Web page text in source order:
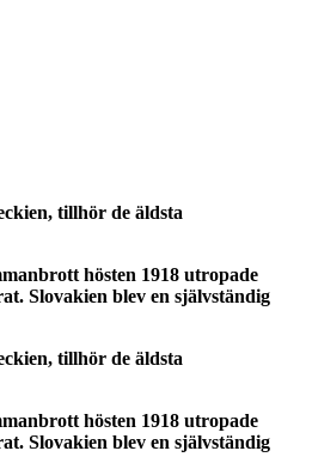
tillhör de äldsta
hösten 1918 utropade
Slovakien blev en självständig
tillhör de äldsta
hösten 1918 utropade
Slovakien blev en självständig